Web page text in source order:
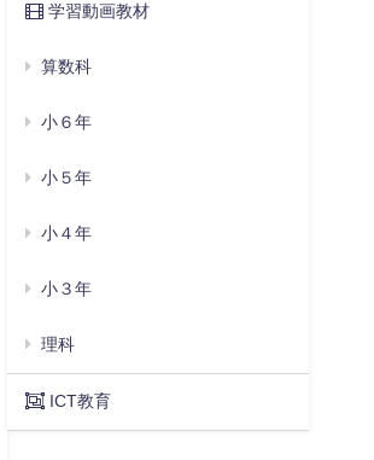
学習動画教材
算数科
小６年
小５年
小４年
小３年
理科
ICT教育